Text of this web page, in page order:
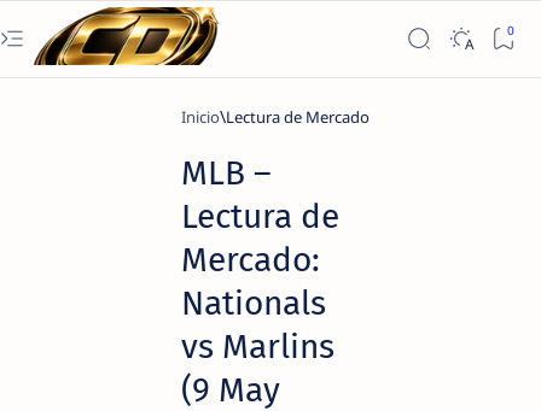
Inicio Lectura de Mercado
MLB –
Lectura de
Mercado:
Nationals
vs Marlins
(9 May